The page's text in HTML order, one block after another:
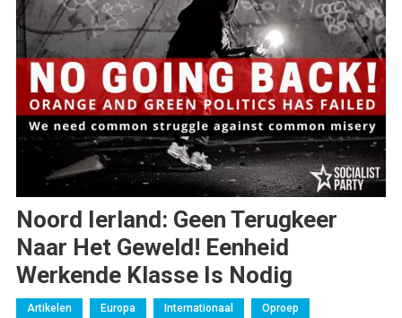
Noord Ierland: Geen Terugkeer
Naar Het Geweld! Eenheid
Werkende Klasse Is Nodig
Artikelen Europa Internationaal
Oproep